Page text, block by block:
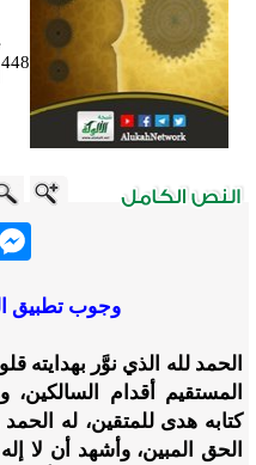
14/1/
وجوب تطبيق
الحمد لله الذي نوَّر بهدايته
المستقيم أقدام السالكين،
كتابه هدى للمتقين، له
الحق المبين، وأشهد أن لا